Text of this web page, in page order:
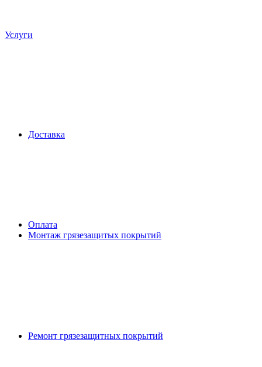
Услуги
Доставка
Оплата
Монтаж грязезащитых покрытий
Ремонт грязезащитных покрытий